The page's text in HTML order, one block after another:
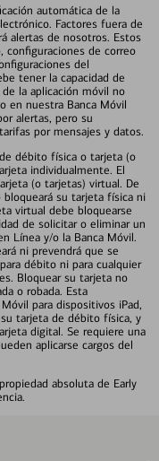
automática de la
Factores fuera de
alertas de nosotros. Estos
configuraciones de correo
del
tener la capacidad de
la aplicación móvil no
en nuestra Banca Móvil
alertas, pero su
por mensajes y datos.
débito física o tarjeta (o
individualmente. El
(o tarjetas) virtual. De
su tarjeta física ni
virtual debe bloquearse
de solicitar o eliminar un
Línea y/o la Banca Móvil.
ni prevendrá que se
débito ni para cualquier
Bloquear su tarjeta no
o robada. Esta
para dispositivos iPad,
tarjeta de débito física, y
digital. Se requiere una
aplicarse cargos del
absoluta de Early